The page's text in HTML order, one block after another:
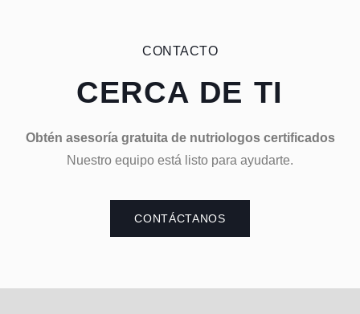
CONTACTO
CERCA DE TI
Obtén asesoría gratuita de nutriologos certificados
Nuestro equipo está listo para ayudarte.
CONTÁCTANOS